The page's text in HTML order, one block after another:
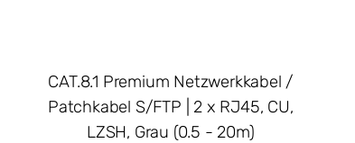
CAT.8.1 Premium Netzwerkkabel /
Patchkabel S/FTP | 2 x RJ45, CU,
LZSH, Grau (0.5 - 20m)